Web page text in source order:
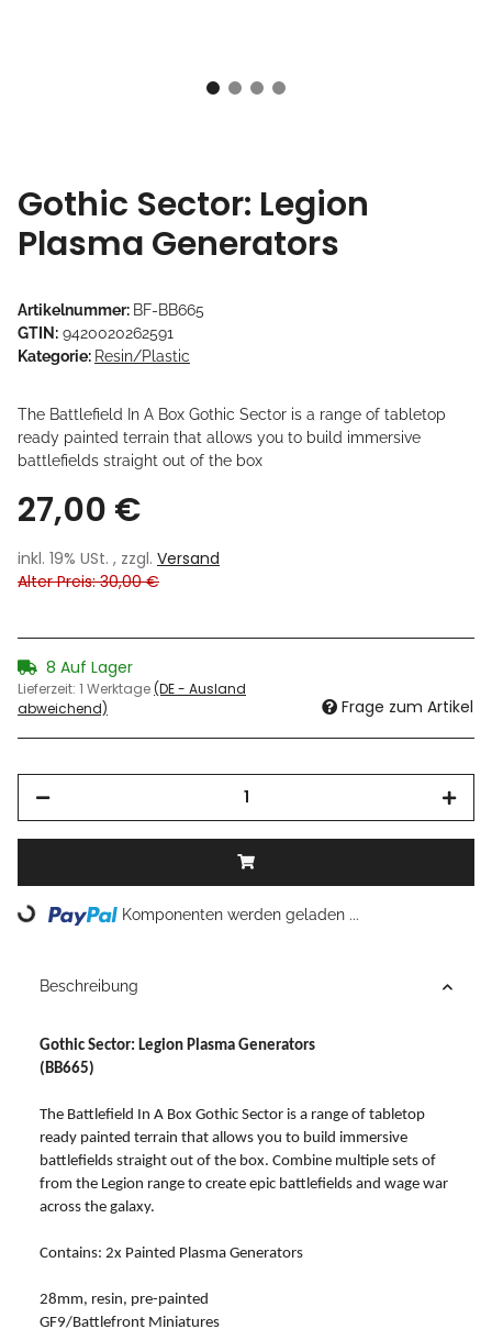
Gothic Sector: Legion
Plasma Generators
Artikelnummer: BF-BB665
GTIN: 9420020262591
Kategorie: Resin/Plastic
The Battlefield In A Box Gothic Sector is a range of tabletop
ready painted terrain that allows you to build immersive
battlefields straight out of the box
27,00 €
inkl. 19% USt. , zzgl. Versand
Alter Preis: 30,00 €
8 Auf Lager
Lieferzeit: 1 Werktage(DE - Ausland
abweichend)
Frage zum Artikel
Loading... Komponenten werden geladen ...
Beschreibung
Gothic Sector: Legion Plasma Generators
(BB665)
The Battlefield In A Box Gothic Sector is a range of tabletop
ready painted terrain that allows you to build immersive
battlefields straight out of the box. Combine multiple sets of
from the Legion range to create epic battlefields and wage war
across the galaxy.
Contains: 2x Painted Plasma Generators
28mm, resin, pre-painted
GF9/Battlefront Miniatures